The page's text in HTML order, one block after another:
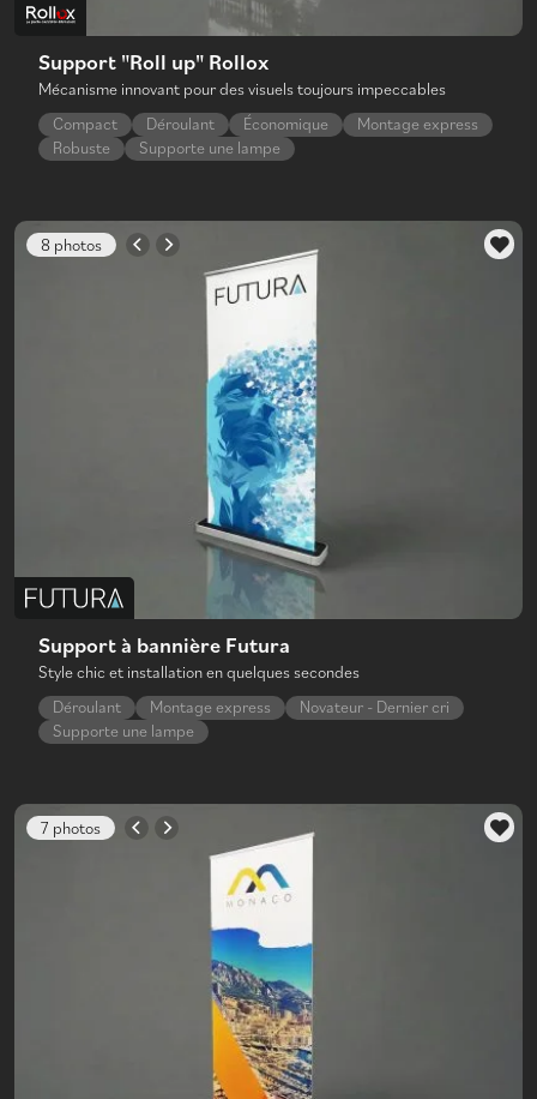
Support "Roll up" Rollox
Mécanisme innovant pour des visuels toujours impeccables
Compact
Déroulant Économique
Montage express
Robuste
Supporte une lampe
8 photos
Support à bannière Futura
Style chic et installation en quelques secondes
Déroulant
Montage express
Novateur - Dernier cri
Supporte une lampe
7 photos